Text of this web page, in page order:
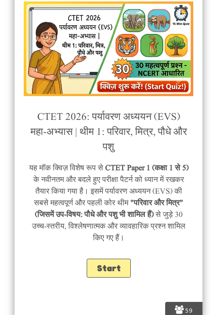
59
CTET 2026: पर्यावरण अध्ययन (EVS)
महा-अभ्यास | थीम 1: परिवार, मित्र, पौधे और
पशु
यह मॉक क्विज़ विशेष रूप सेCTET Paper 1 (कक्षा 1 से 5)
के नवीनतम और बदले हुए परीक्षा पैटर्न को ध्यान में रखकर
तैयार किया गया है। इसमें पर्यावरण अध्ययन (EVS) की
सबसे महत्वपूर्ण और पहली कोर थीम"परिवार और मित्र"
(जिसमें उप-विषय: पौधे और पशु भी शामिल हैं)से जुड़े 30
उच्च-स्तरीय, विश्लेषणात्मक और व्यावहारिक प्रश्न शामिल
किए गए हैं।